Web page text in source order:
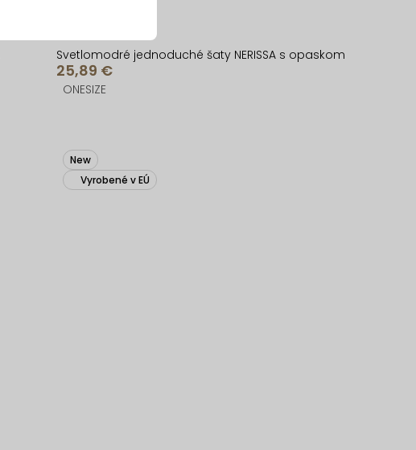
Svetlomodré jednoduché šaty NERISSA s opaskom
25,89 €
ONESIZE
New
Vyrobené v EÚ